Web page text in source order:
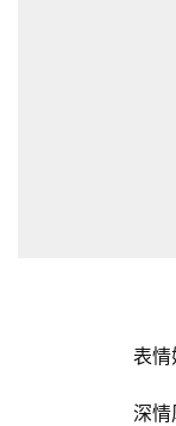
表情
深情